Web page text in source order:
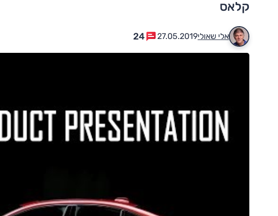
קלאס
אלי שאולי27.05.2019
24